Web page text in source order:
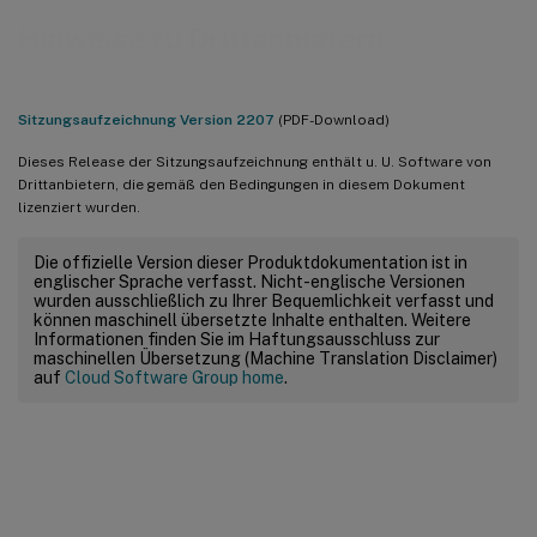
Sitzungsaufzeichnung Version 2207 (PDF-Download)
Dieses Release der Sitzungsaufzeichnung enthält u. U. Software von
Drittanbietern, die gemäß den Bedingungen in diesem Dokument
lizenziert wurden.
Die offizielle Version dieser Produktdokumentation ist in
englischer Sprache verfasst. Nicht-englische Versionen
wurden ausschließlich zu Ihrer Bequemlichkeit verfasst und
können maschinell übersetzte Inhalte enthalten. Weitere
Informationen finden Sie im Haftungsausschluss zur
maschinellen Übersetzung (Machine Translation Disclaimer)
auf Cloud Software Group home.